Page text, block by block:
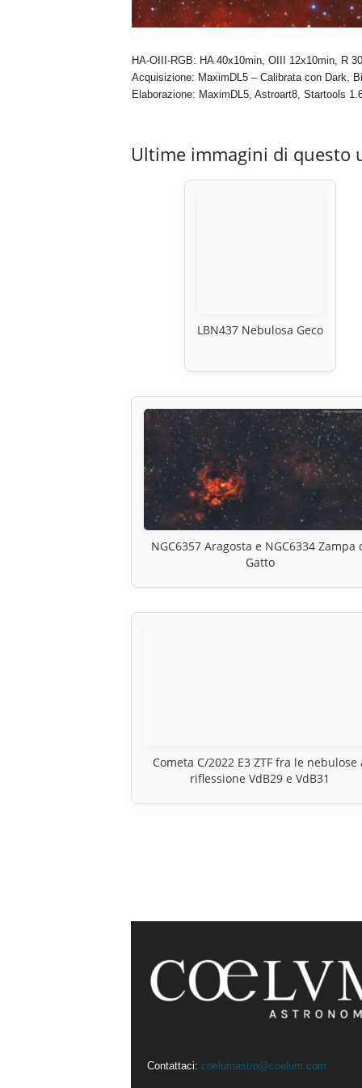
HA-OIII-RGB: HA 40x10min, OIII 12x10min, R
Acquisizione: MaximDL5 – Calibrata con Dark,
Elaborazione: MaximDL5, Astroart8, Startools
Ultime immagini di questo
LBN437 Nebulosa Geco
NGC6357 Aragosta e NGC6334 Zampa
Gatto
Cometa C/2022 E3 ZTF fra le nebulose
riflessione VdB29 e VdB31
Contattaci: coelumastro@coelum.com